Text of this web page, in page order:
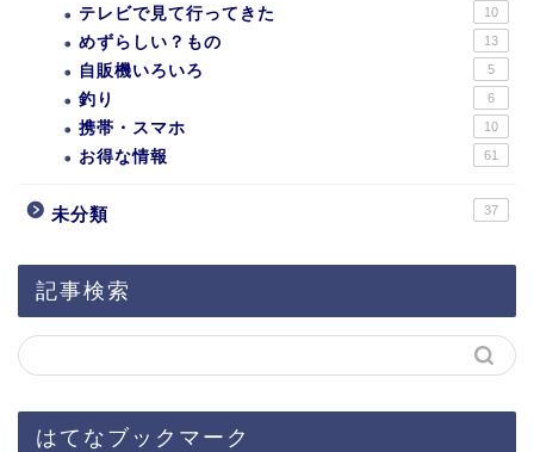
テレビで見て行ってきた 10
めずらしい？もの 13
自販機いろいろ 5
釣り 6
携帯・スマホ 10
お得な情報 61
未分類 37
記事検索
はてなブックマーク